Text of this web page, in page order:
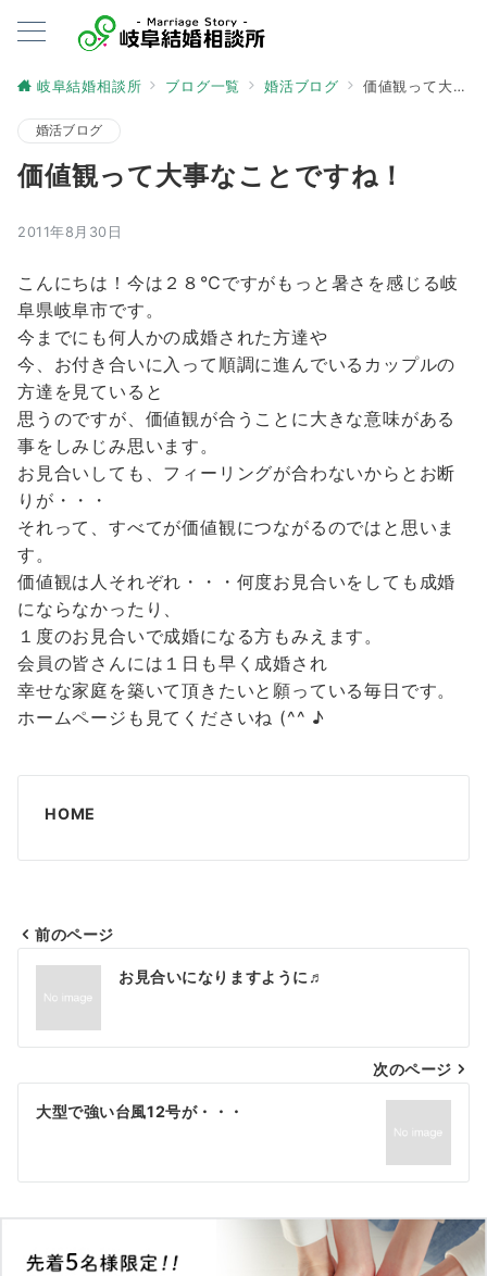
岐阜結婚相談所 ブログ一覧 婚活ブログ 価値観って大事なことですね！
婚活ブログ
価値観って大事なことですね！
2011年8月30日
こんにちは！今は２８℃ですがもっと暑さを感じる岐
阜県岐阜市です。
今までにも何人かの成婚された方達や
今、お付き合いに入って順調に進んでいるカップルの
方達を見ていると
思うのですが、価値観が合うことに大きな意味がある
事をしみじみ思います。
お見合いしても、フィーリングが合わないからとお断
りが・・・
それって、すべてが価値観につながるのではと思いま
す。
価値観は人それぞれ・・・何度お見合いをしても成婚
にならなかったり、
１度のお見合いで成婚になる方もみえます。
会員の皆さんには１日も早く成婚され
幸せな家庭を築いて頂きたいと願っている毎日です。
ホームページも見てくださいね (^^ ♪
HOME
投
ナ
ビ
ゲ
シ
ョ
ン
前のページ
お見合いになりますように♬
次のページ
大型で強い台風12号が・・・